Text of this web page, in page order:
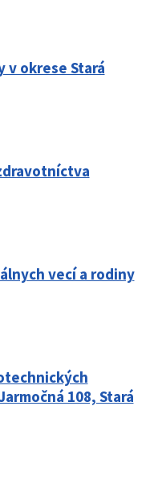
v okrese Stará
vecí a rodiny
108, Stará